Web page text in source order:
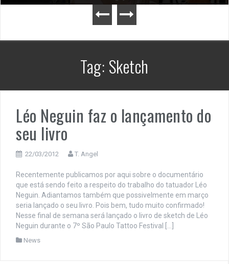
Tag: Sketch
Léo Neguin faz o lançamento do
seu livro
22/03/2012 T. Angel
Recentemente publicamos por aqui sobre o documentário
que está sendo feito a respeito do trabalho do tatuador Léo
Neguin. Adiantamos também que possivelmente em março
seria lançado o seu livro. Pois bem, tudo muito confirmado!
Nesse final de semana será lançado o livro de sketch de Léo
Neguin durante o 7º São Paulo Tattoo Festival […]
News